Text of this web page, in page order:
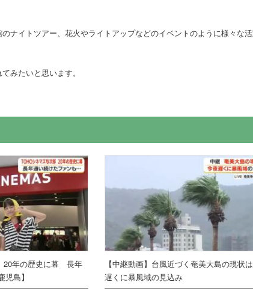
ナイトツアー、花火やライトアップなどのイベントのように様々な
みたいと思います。
20年の歴史に幕 長年
児島】
【中継動画】台風近づく奄美大島の現
遅くに暴風域の見込み